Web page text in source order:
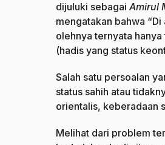
dijuluki sebagaiAmirul
mengatakan bahwa
olehnya ternyata
(hadis yang status
Salah satu persoalan
status sahih atau
orientalis, keberadaan
Melihat dari problem